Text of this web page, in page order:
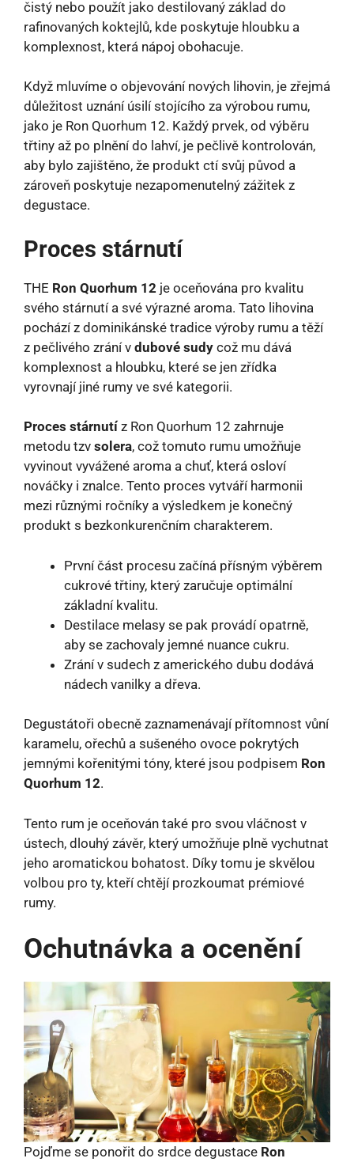
čistý nebo použít jako destilovaný základ do
rafinovaných koktejlů, kde poskytuje hloubku a
komplexnost, která nápoj obohacuje.
Když mluvíme o objevování nových lihovin, je zřejmá
důležitost uznání úsilí stojícího za výrobou rumu,
jako je Ron Quorhum 12. Každý prvek, od výběru
třtiny až po plnění do lahví, je pečlivě kontrolován,
aby bylo zajištěno, že produkt ctí svůj původ a
zároveň poskytuje nezapomenutelný zážitek z
degustace.
Proces stárnutí
THE Ron Quorhum 12 je oceňována pro kvalitu
svého stárnutí a své výrazné aroma. Tato lihovina
pochází z dominikánské tradice výroby rumu a těží
z pečlivého zrání v dubové sudy což mu dává
komplexnost a hloubku, které se jen zřídka
vyrovnají jiné rumy ve své kategorii.
Proces stárnutí z Ron Quorhum 12 zahrnuje
metodu tzv solera, což tomuto rumu umožňuje
vyvinout vyvážené aroma a chuť, která osloví
nováčky i znalce. Tento proces vytváří harmonii
mezi různými ročníky a výsledkem je konečný
produkt s bezkonkurenčním charakterem.
První část procesu začíná přísným výběrem
cukrové třtiny, který zaručuje optimální
základní kvalitu.
Destilace melasy se pak provádí opatrně,
aby se zachovaly jemné nuance cukru.
Zrání v sudech z amerického dubu dodává
nádech vanilky a dřeva.
Degustátoři obecně zaznamenávají přítomnost vůní
karamelu, ořechů a sušeného ovoce pokrytých
jemnými kořenitými tóny, které jsou podpisem Ron
Quorhum 12.
Tento rum je oceňován také pro svou vláčnost v
ústech, dlouhý závěr, který umožňuje plně vychutnat
jeho aromatickou bohatost. Díky tomu je skvělou
volbou pro ty, kteří chtějí prozkoumat prémiové
rumy.
Ochutnávka a ocenění
Pojďme se ponořit do srdce degustace Ron